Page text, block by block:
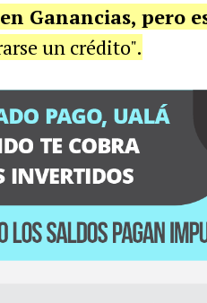
Ganancias, pero
un crédito".